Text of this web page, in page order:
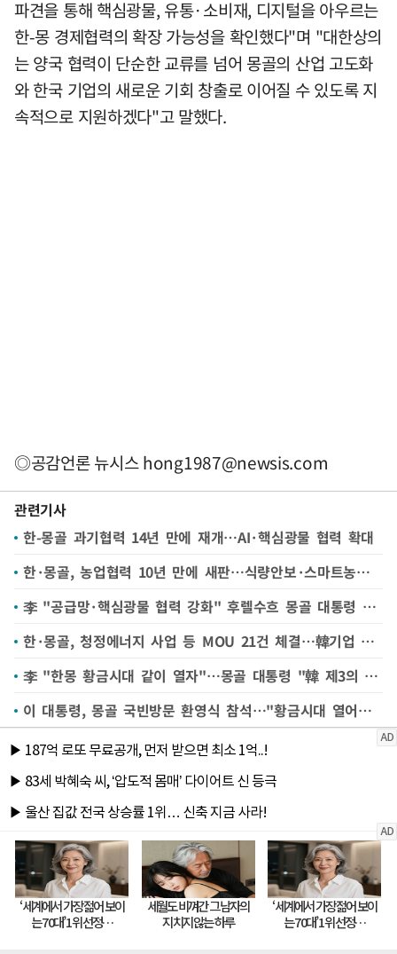
파견을 통해 핵심광물, 유통·소비재, 디지털을 아우르는
한-몽 경제협력의 확장 가능성을 확인했다"며 "대한상의
는 양국 협력이 단순한 교류를 넘어 몽골의 산업 고도화
와 한국 기업의 새로운 기회 창출로 이어질 수 있도록 지
속적으로 지원하겠다"고 말했다.
◎공감언론 뉴시스hong1987@newsis.com
관련기사
한-몽골 과기협력 14년 만에 재개…AI·핵심광물 협력 확대
한·몽골, 농업협력 10년 만에 새판…식량안보·스마트농업 맞손
李 "공급망·핵심광물 협력 강화" 후렐수흐 몽골 대통령 "양국 관계 확대발전"(종합2보)
한·몽골, 청정에너지 사업 등 MOU 21건 체결…韓기업 진출 기반 마련
李 "한몽 황금시대 같이 열자"…몽골 대통령 "韓 제3의 이웃"
이 대통령, 몽골 국빈방문 환영식 참석…"황금시대 열어가자"(종합)